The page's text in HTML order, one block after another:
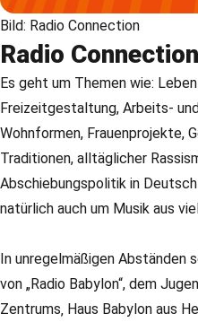
Bild: Radio Connection
Radio Connection
Es geht um Themen wie:
Freizeitgestaltung, Arbeits-
Wohnformen, Frauenprojekte,
Traditionen, alltäglicher
Abschiebungspolitik in
natürlich auch um Musik aus
In unregelmäßigen Abständen
von „Radio Babylon“, dem
Zentrums‚ Haus Babylon aus